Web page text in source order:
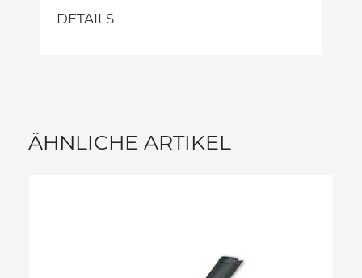
DETAILS
ÄHNLICHE ARTIKEL